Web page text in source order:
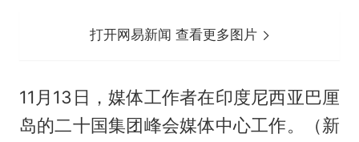
打开网易新闻 查看更多图片
11月13日，媒体工作者在印度尼西亚巴厘
岛的二十国集团峰会媒体中心工作。（新